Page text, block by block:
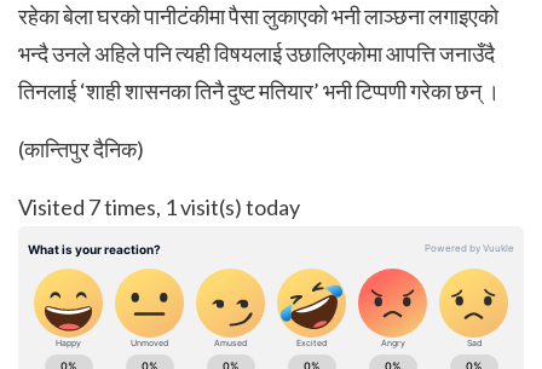
रहेका बेला घरको पानीटंकीमा पैसा लुकाएको भनी लाञ्छना लगाइएको
भन्दै उनले अहिले पनि त्यही विषयलाई उछालिएकोमा आपत्ति जनाउँदै
तिनलाई ‘शाही शासनका तिनै दुष्ट मतियार’ भनी टिप्पणी गरेका छन् ।
(कान्तिपुर दैनिक)
Visited 7 times, 1 visit(s) today